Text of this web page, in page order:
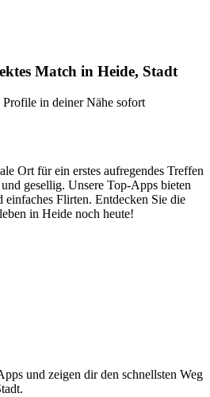
Match in Heide, Stadt
in deiner Nähe sofort
Ort für ein erstes aufregendes Treffen
gesellig. Unsere Top-Apps bieten
Flirten. Entdecken Sie die
in Heide noch heute!
und zeigen dir den schnellsten Weg